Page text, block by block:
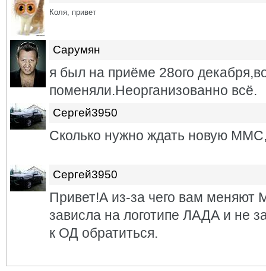
Коля, привет
Сарумян
я был на приёме 28ого
поменяли.Неорганизованно всё.
Сергей3950
Сколько нужно ждать новую
Сергей3950
Привет!А из-за чего вам
зависла на логотипе ЛАДА и не
к ОД обратиться.